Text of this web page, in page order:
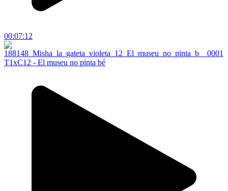
00:07:12
T1xC12 - El museu no pinta bé